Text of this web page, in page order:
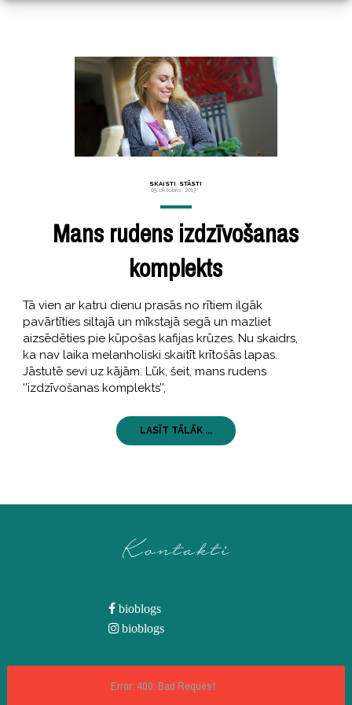
SKAISTI, STĀSTI
05 oktobris, 2017
Mans rudens izdzīvošanas
komplekts
Tā vien ar katru dienu prasās no rītiem ilgāk
pavārtīties siltajā un mīkstajā segā un mazliet
aizsēdēties pie kūpošas kafijas krūzes. Nu skaidrs,
ka nav laika melanholiski skaitīt krītošās lapas.
Jāstutē sevi uz kājām. Lūk, šeit, mans rudens
‘’izdzīvošanas komplekts’’,
LASĪT TĀLĀK ...
Kontakti
bioblogs
bioblogs
Error: 400: Bad Request